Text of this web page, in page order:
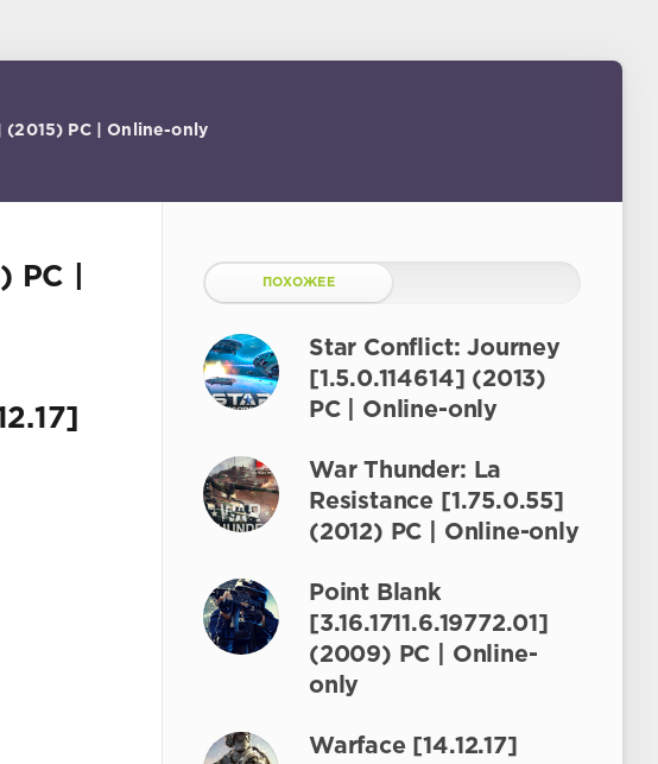
(2015) PC | Online-only
PC |
ПОХОЖЕЕ
Star Conflict: Journey
[1.5.0.114614] (2013)
PC | Online-only
War Thunder: La
Resistance [1.75.0.55]
(2012) PC | Online-only
Point Blank
[3.16.1711.6.19772.01]
(2009) PC | Online-
only
Warface [14.12.17]